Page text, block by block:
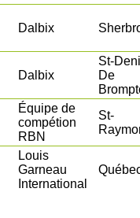
Dalbix
Dalbix
St-
De
Équipe de
compétion
RBN
St-
Louis
Garneau
International